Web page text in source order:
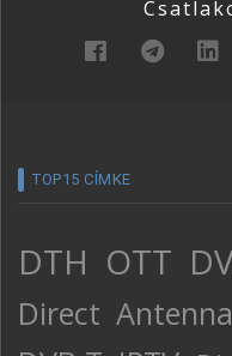
TOP15 CÍMKE
DTH OTT
Direct